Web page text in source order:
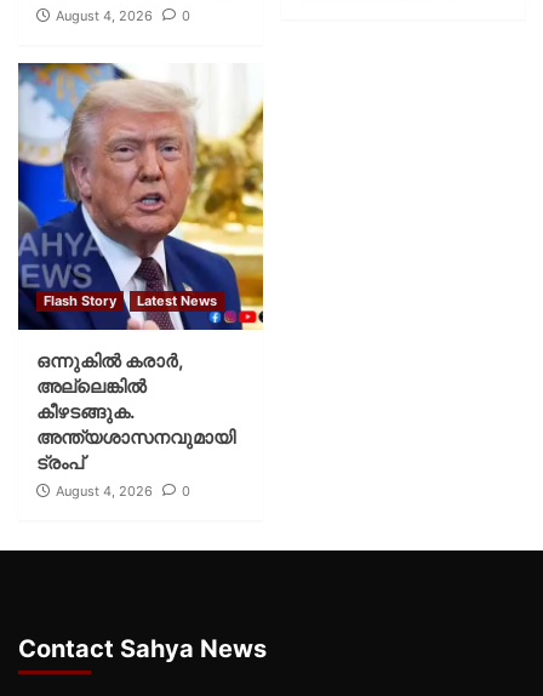
August 4, 2026 0
Flash Story Latest News
ഒന്നുകില്‍ കരാര്‍,
അല്ലെങ്കില്‍
കീഴടങ്ങുക.
അന്ത്യശാസനവുമായി
ട്രംപ്
August 4, 2026 0
Contact Sahya News